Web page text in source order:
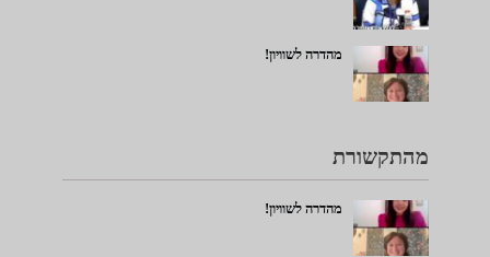
מהדרה לשוויון!
מהתקשורת
מהדרה לשוויון!